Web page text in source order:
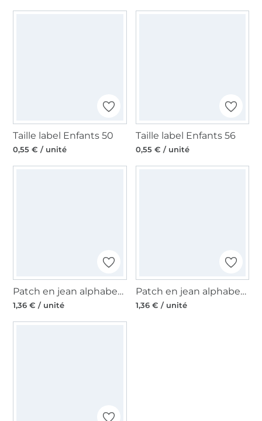
Taille label Enfants 50
0,55 € / unité
Taille label Enfants 56
0,55 € / unité
Patch en jean alphabet, lettre T
1,36 € / unité
Patch en jean alphabet, lettre O
1,36 € / unité